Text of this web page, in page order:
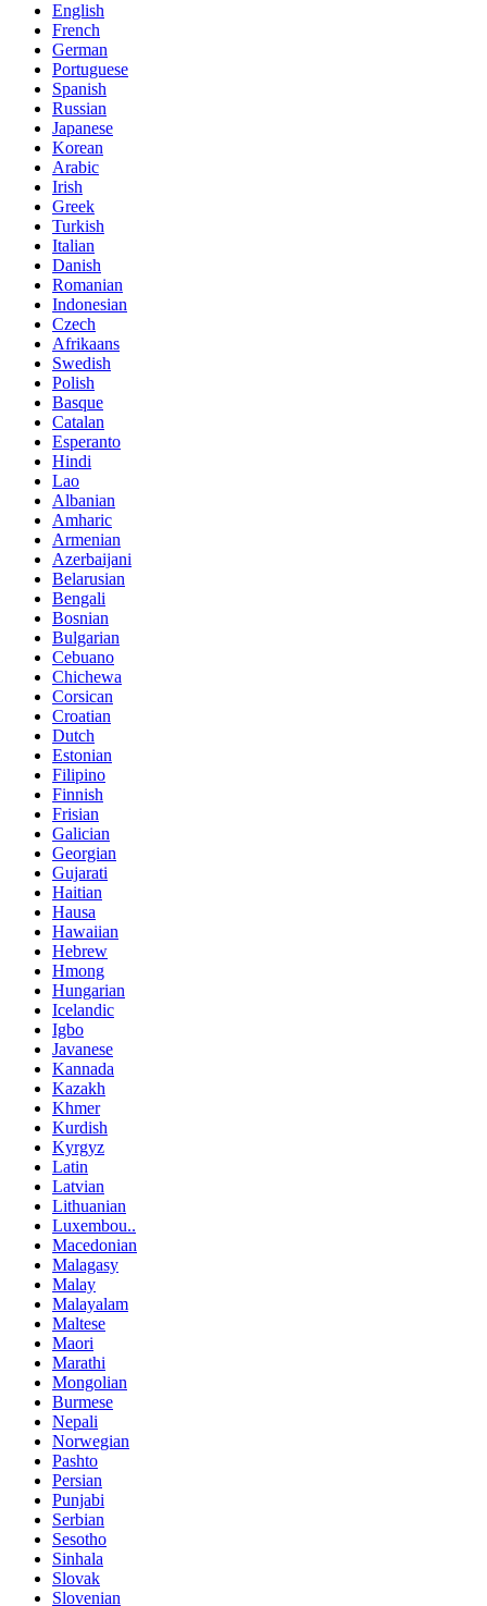
English
French
German
Portuguese
Spanish
Russian
Japanese
Korean
Arabic
Irish
Greek
Turkish
Italian
Danish
Romanian
Indonesian
Czech
Afrikaans
Swedish
Polish
Basque
Catalan
Esperanto
Hindi
Lao
Albanian
Amharic
Armenian
Azerbaijani
Belarusian
Bengali
Bosnian
Bulgarian
Cebuano
Chichewa
Corsican
Croatian
Dutch
Estonian
Filipino
Finnish
Frisian
Galician
Georgian
Gujarati
Haitian
Hausa
Hawaiian
Hebrew
Hmong
Hungarian
Icelandic
Igbo
Javanese
Kannada
Kazakh
Khmer
Kurdish
Kyrgyz
Latin
Latvian
Lithuanian
Luxembou..
Macedonian
Malagasy
Malay
Malayalam
Maltese
Maori
Marathi
Mongolian
Burmese
Nepali
Norwegian
Pashto
Persian
Punjabi
Serbian
Sesotho
Sinhala
Slovak
Slovenian